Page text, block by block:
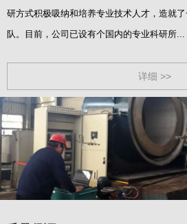
研方式积极吸纳和培养专业技术人才，造就
队。目前，公司已设有个国内的专业科研所...
详细 >>